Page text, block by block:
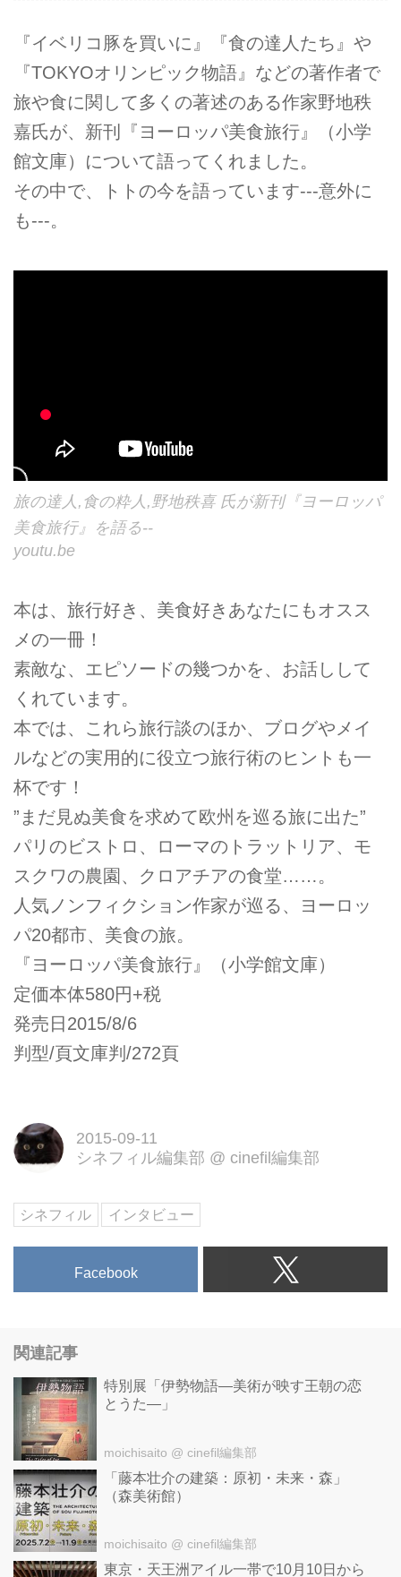
『イベリコ豚を買いに』『食の達人たち』や
『TOKYOオリンピック物語』などの著作者で
旅や食に関して多くの著述のある作家野地秩
嘉氏が、新刊『ヨーロッパ美食旅行』（小学
館文庫）について語ってくれました。
その中で、トトの今を語っています---意外に
も---。
旅の達人,食の粋人,野地秩喜 氏が新刊『ヨーロッパ
美食旅行』を語る--
youtu.be
本は、旅行好き、美食好きあなたにもオスス
メの一冊！
素敵な、エピソードの幾つかを、お話しして
くれています。
本では、これら旅行談のほか、ブログやメイ
ルなどの実用的に役立つ旅行術のヒントも一
杯です！
”まだ見ぬ美食を求めて欧州を巡る旅に出た”
パリのビストロ、ローマのトラットリア、モ
スクワの農園、クロアチアの食堂……。
人気ノンフィクション作家が巡る、ヨーロッ
パ20都市、美食の旅。
『ヨーロッパ美食旅行』（小学館文庫）
定価本体580円+税
発売日2015/8/6
判型/頁文庫判/272頁
2015-09-11
シネフィル編集部 @ cinefil編集部
シネフィル インタビュー
Facebook
関連記事
特別展「伊勢物語―美術が映す王朝の恋
とうた―」
moichisaito @ cinefil編集部
「藤本壮介の建築：原初・未来・森」
（森美術館）
moichisaito @ cinefil編集部
東京・天王洲アイル一帯で10月10日から